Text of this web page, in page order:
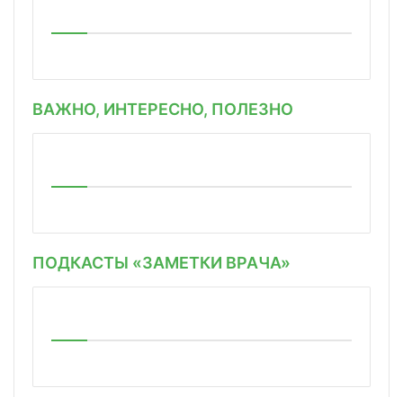
ВАЖНО, ИНТЕРЕСНО, ПОЛЕЗНО
ПОДКАСТЫ «ЗАМЕТКИ ВРАЧА»